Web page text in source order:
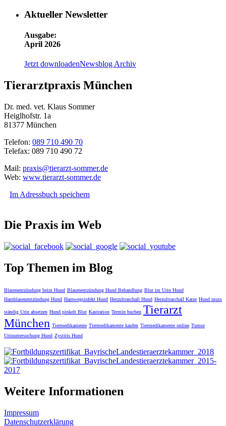
Aktueller Newsletter
Ausgabe:
April 2026
Jetzt downloadenNewsblog Archiv
Tierarztpraxis München
Dr. med. vet. Klaus Sommer
Heiglhofstr. 1a
81377 München
Telefon: 089 710 490 70
Telefax: 089 710 490 72
Mail: praxis@tierarzt-sommer.de
Web: www.tierarzt-sommer.de
Im Adressbuch speichern
Die Praxis im Web
Top Themen im Blog
Blasenentzündung beim Hund Blasenentzündung Hund Behandlung Blut im Urin Hund
Harnblasenentzündung Hund Harnwegsinfekt Hund Herzultraschall Hund Herzultraschall Katze Hund muss
ständig Urin absetzen Hund pinkelt Blut Kastration Termin buchen Tierarzt
München Tiermedikamente Tiermedikamente kaufen Tiermedikamente online Tumor
Urinuntersuchung Hund Zystitis Hund
Weitere Informationen
Impressum
Datenschutzerklärung